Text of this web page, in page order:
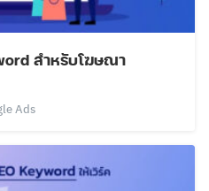
สำหรับโฆษณา
Ads